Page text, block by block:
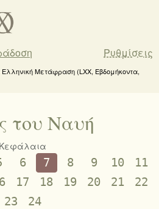
Ρυθμίσεις
Μετάφραση (LXX, Εβδομήκοντα,
του Ναυή
Κεφάλαια
6 7 8 9 10
11
17 18 19 20 21
22
23
24